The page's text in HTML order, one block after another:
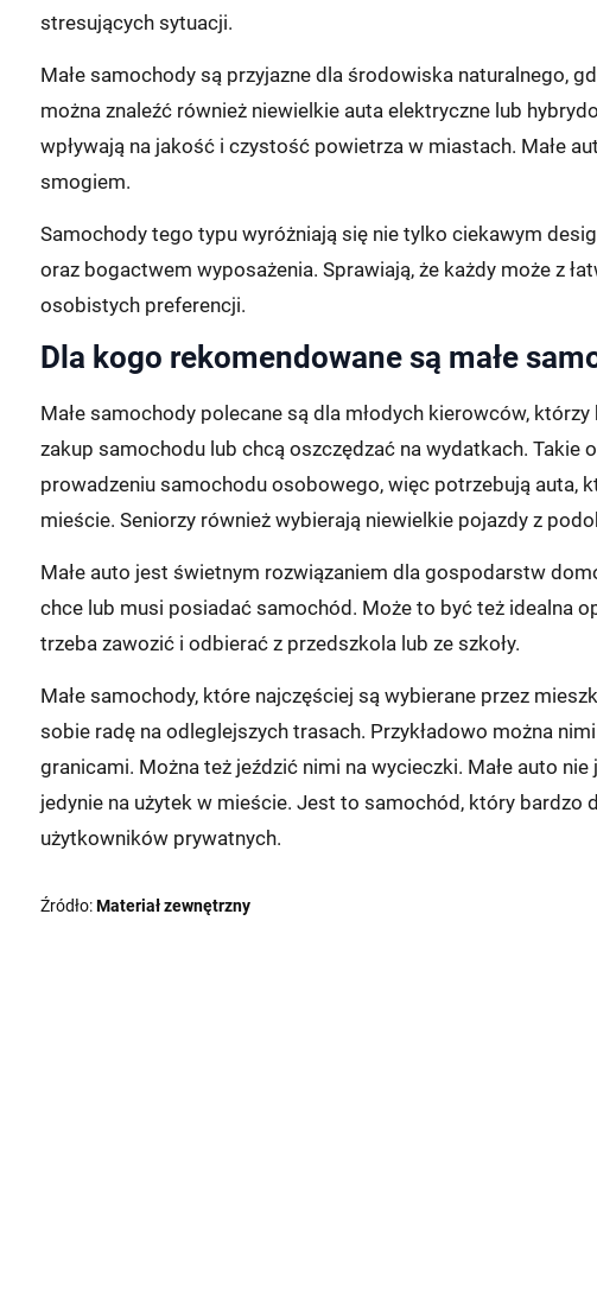
stresujących sytuacji.
Małe samochody są przyjazne dla środowiska naturalnego,
można znaleźć również niewielkie auta elektryczne lub
wpływają na jakość i czystość powietrza w miastach. Małe
smogiem.
Samochody tego typu wyróżniają się nie tylko ciekawym
oraz bogactwem wyposażenia. Sprawiają, że każdy może z
osobistych preferencji.
Dla kogo rekomendowane są małe
Małe samochody polecane są dla młodych kierowców,
zakup samochodu lub chcą oszczędzać na wydatkach.
prowadzeniu samochodu osobowego, więc potrzebują auta,
mieście. Seniorzy również wybierają niewielkie pojazdy z
Małe auto jest świetnym rozwiązaniem dla gospodarstw
chce lub musi posiadać samochód. Może to być też idealna
trzeba zawozić i odbierać z przedszkola lub ze szkoły.
Małe samochody, które najczęściej są wybierane przez
sobie radę na odleglejszych trasach. Przykładowo można
granicami. Można też jeździć nimi na wycieczki. Małe auto
jedynie na użytek w mieście. Jest to samochód, który bardzo
użytkowników prywatnych.
Źródło:Materiał zewnętrzny